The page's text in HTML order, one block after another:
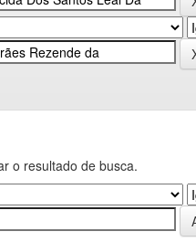
o resultado de busca.